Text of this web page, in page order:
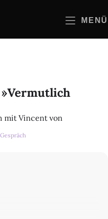
MENÜ
»Vermutlich
mit Vincent von
Gespräch